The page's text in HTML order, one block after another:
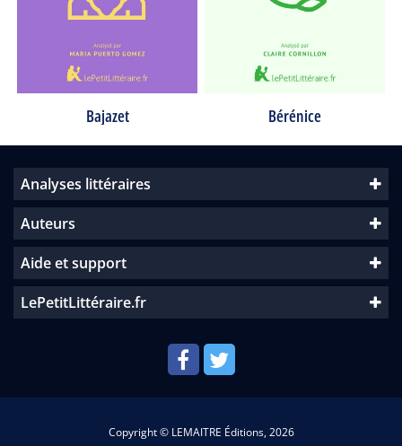
Bajazet Bérénice
Analyses littéraires
Auteurs
Aide et support
LePetitLittéraire.fr
Copyright © LEMAITRE Éditions, 2026